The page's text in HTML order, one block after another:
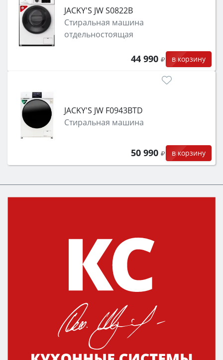
JACKY'S JW S0822B
Стиральная машина
отдельностоящая
44 990 в корзину
JACKY'S JW F0943BTD
Стиральная машина
50 990 в корзину